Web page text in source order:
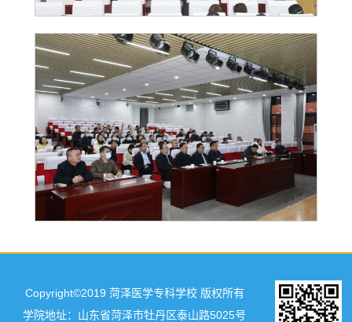
Copyright©2019 菏泽医学专科学校 版权所有
学院地址：山东省菏泽市牡丹区泰山路5025号